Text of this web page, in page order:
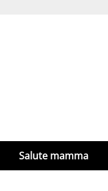
Salute mamma